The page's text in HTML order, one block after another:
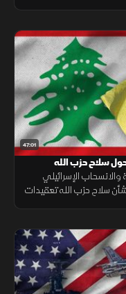
47:01
سلاح حزب الله
الإسرائيلي
سلاح حزب الله تعقيدات